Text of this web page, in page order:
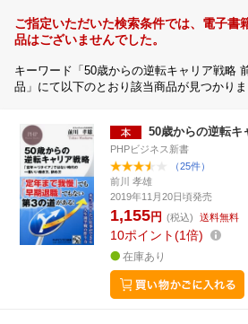
ご指定いただいた検索条件では、電子
品はございませんでした。
キーワード「50歳からの逆転キャリア戦略
品」にて以下のとおり該当商品が見つかりま
50歳からの逆転キ
PHPビジネス新書
（25件）
前川 孝雄
2019年11月20日頃発売
1,155円 (税込) 送料無料
10ポイント 1倍
在庫あり